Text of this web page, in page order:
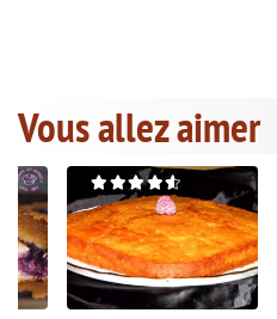
Vous allez aimer